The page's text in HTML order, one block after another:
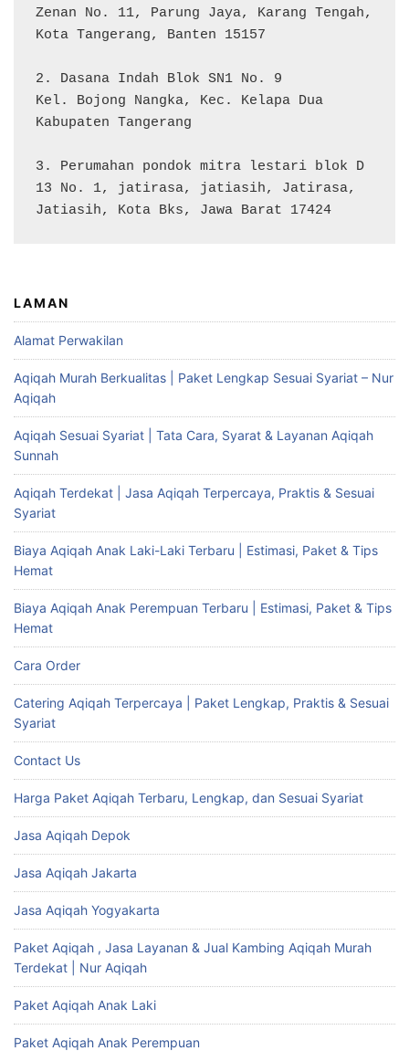
Zenan No. 11, Parung Jaya, Karang Tengah,
Kota Tangerang, Banten 15157
2. Dasana Indah Blok SN1 No. 9
Kel. Bojong Nangka, Kec. Kelapa Dua
Kabupaten Tangerang
3. Perumahan pondok mitra lestari blok D
13 No. 1, jatirasa, jatiasih, Jatirasa,
Jatiasih, Kota Bks, Jawa Barat 17424
LAMAN
Alamat Perwakilan
Aqiqah Murah Berkualitas | Paket Lengkap Sesuai Syariat – Nur
Aqiqah
Aqiqah Sesuai Syariat | Tata Cara, Syarat & Layanan Aqiqah
Sunnah
Aqiqah Terdekat | Jasa Aqiqah Terpercaya, Praktis & Sesuai
Syariat
Biaya Aqiqah Anak Laki-Laki Terbaru | Estimasi, Paket & Tips
Hemat
Biaya Aqiqah Anak Perempuan Terbaru | Estimasi, Paket & Tips
Hemat
Cara Order
Catering Aqiqah Terpercaya | Paket Lengkap, Praktis & Sesuai
Syariat
Contact Us
Harga Paket Aqiqah Terbaru, Lengkap, dan Sesuai Syariat
Jasa Aqiqah Depok
Jasa Aqiqah Jakarta
Jasa Aqiqah Yogyakarta
Paket Aqiqah , Jasa Layanan & Jual Kambing Aqiqah Murah
Terdekat | Nur Aqiqah
Paket Aqiqah Anak Laki
Paket Aqiqah Anak Perempuan